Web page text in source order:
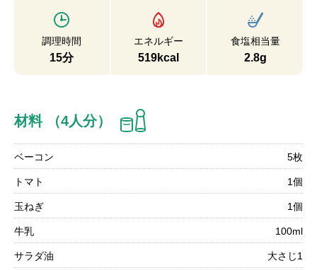
調理時間
15分
エネルギー
519kcal
食塩相当量
2.8g
材料 （4人分）
ベーコン 5枚
トマト 1個
玉ねぎ 1個
牛乳 100ml
サラダ油 大さじ1